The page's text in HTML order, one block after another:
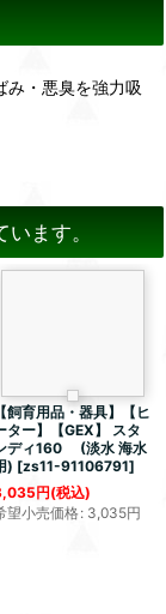
み・悪臭を強力吸
ます。
【飼育用品・器具】【ヒ
ター】【GEX】 スタ
ディ160 (淡水 海水
) [zs11-91106791]
円(税込)
望小売価格: 3,035円